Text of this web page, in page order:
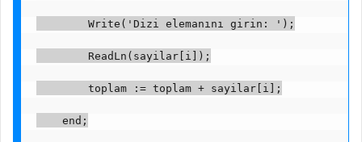
        Write('Dizi elemanını girin: ');
        ReadLn(sayilar[i]);
        toplam := toplam + sayilar[i];
    end;